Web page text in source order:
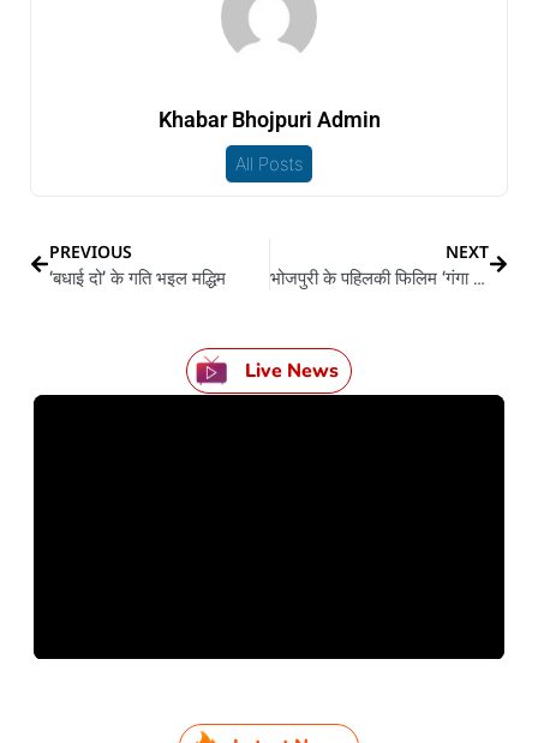
Khabar Bhojpuri Admin
All Posts
PREVIOUS
‘बधाई दो’ के गति भइल मद्धिम
NEXT
भोजपुरी के पहिलकी फिलिम ‘गंगा मइया तोहे पियरी चढ़इबो’ आजुए के दीने भइल रहे रिलीज
Live News